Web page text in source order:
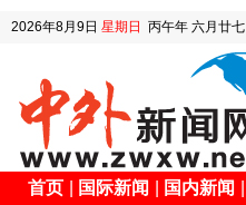
2026年8月9日 星期日 丙午年 六月廿七
首页 国际新闻 国内新闻